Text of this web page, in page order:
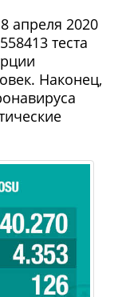
апреля 2020
теста
Наконец,